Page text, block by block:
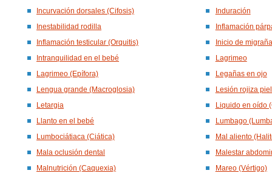
Incurvación dorsales (Cifosis)
Induración
Inestabilidad rodilla
Inflamación
Inflamación testicular (Orquitis)
Inicio de
Intranquilidad en el bebé
Lagrimeo
Lagrimeo (Epífora)
Legañas en ojo
Lengua grande (Macroglosia)
Lesión rojiza
Letargia
Liquido en oído
Llanto en el bebé
Lumbago
Lumbociátiaca (Ciática)
Mal aliento
Mala oclusión dental
Malestar
Malnutrición (Caquexia)
Mareo (Vértigo)